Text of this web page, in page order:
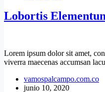
Lobortis
Lorem ipsum dolor sit amet,
viverra maecenas accumsan
vamospalcampo.com.co
junio 10, 2020